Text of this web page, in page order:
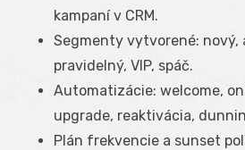
kampaní v CRM.
Segmenty vytvorené: nový,
pravidelný, VIP, spáč.
Automatizácie: welcome,
upgrade, reaktivácia,
Plán frekvencie a sunset